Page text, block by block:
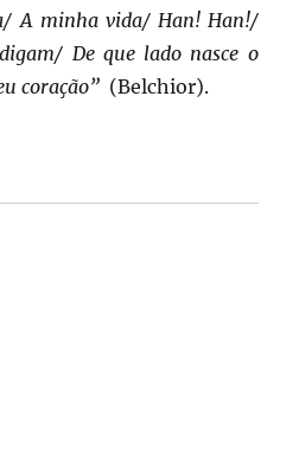
A minha vida/ Han! Han!/
De que lado nasce o
coração” (Belchior).